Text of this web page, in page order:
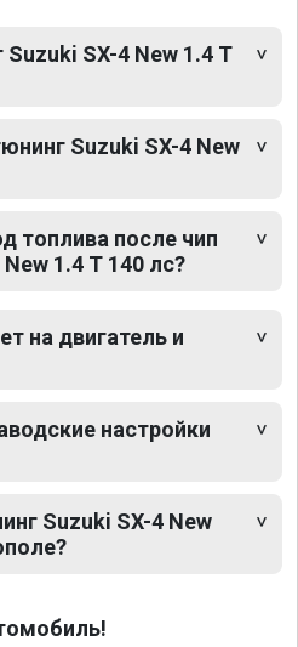
SX-4 New 1.4 T
Suzuki SX-4 New
топлива после чип
1.4 T 140 лс?
на двигатель и
настройки
Suzuki SX-4 New